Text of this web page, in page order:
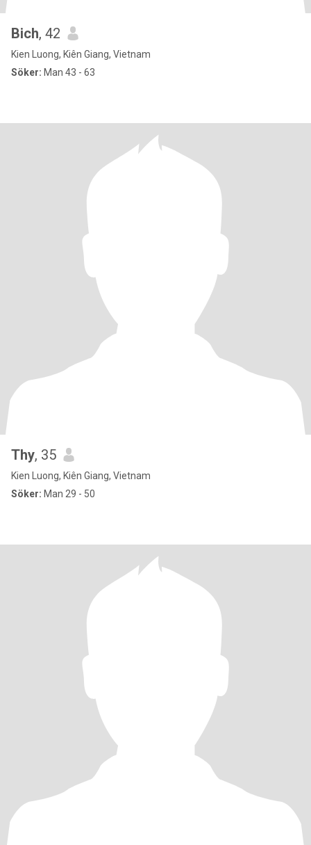
Bich, 42
Kien Luong, Kiên Giang, Vietnam
Söker: Man 43 - 63
Thy, 35
Kien Luong, Kiên Giang, Vietnam
Söker: Man 29 - 50